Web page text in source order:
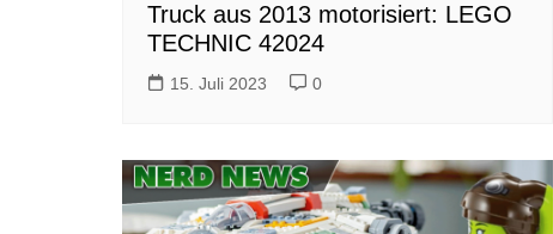
Truck aus 2013 motorisiert: LEGO
TECHNIC 42024
15. Juli 2023 0